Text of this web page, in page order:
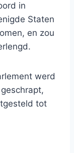
in
Staten
en zou
werd
tot